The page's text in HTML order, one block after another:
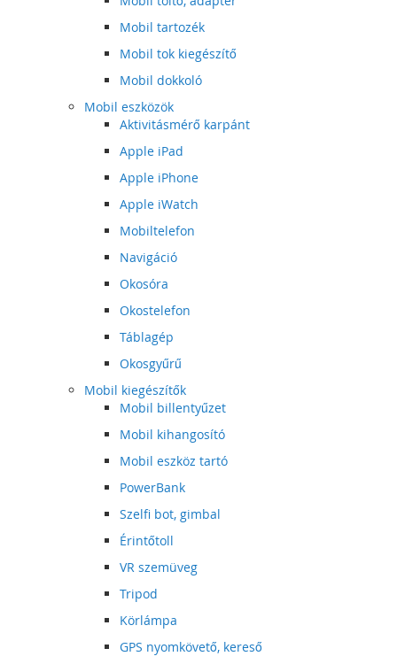
Mobil tartozék
Mobil tok kiegészítő
Mobil dokkoló
Mobil eszközök
Aktivitásmérő karpánt
Apple iPad
Apple iPhone
Apple iWatch
Mobiltelefon
Navigáció
Okosóra
Okostelefon
Táblagép
Okosgyűrű
Mobil kiegészítők
Mobil billentyűzet
Mobil kihangosító
Mobil eszköz tartó
PowerBank
Szelfi bot, gimbal
Érintőtoll
VR szemüveg
Tripod
Körlámpa
GPS nyomkövető, kereső